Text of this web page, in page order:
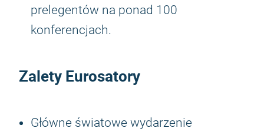
prelegentów na ponad 100
konferencjach.
Zalety Eurosatory
Główne światowe wydarzenie